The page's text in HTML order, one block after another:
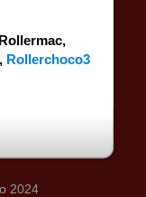
, Rollerchoco3
2024